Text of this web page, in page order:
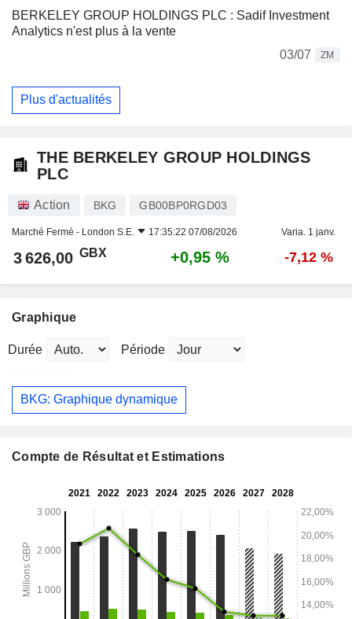
BERKELEY GROUP HOLDINGS PLC : Sadif Investment
Analytics n'est plus à la vente
03/07
ZM
Plus d'actualités
THE BERKELEY GROUP HOLDINGS
PLC
Action BKG GB00BP0RGD03
Marché Fermé - London S.E. 17:35:22 07/08/2026 Varia. 1 janv.
3 626,00 GBX +0,95 % -7,12 %
Graphique
Durée Période
BKG: Graphique dynamique
Compte de Résultat et Estimations